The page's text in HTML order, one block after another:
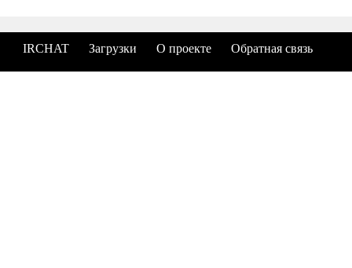
Qualcomm Snapdragon
MSM8974 с тактовой
ГГц, 2 Гб оперативной
IRCHAT Загрузки О проекте Обратная связь